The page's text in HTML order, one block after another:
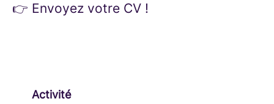
👉 Envoyez votre CV !
Activité